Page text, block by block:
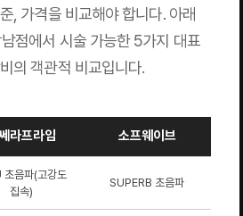
, 가격을 비교해야 합니다. 아래
점에서 시술 가능한 5가지 대표
의 객관적 비교입니다.
라프라임 소프웨이브
초음파(고강도
집속)
SUPERB 초음파